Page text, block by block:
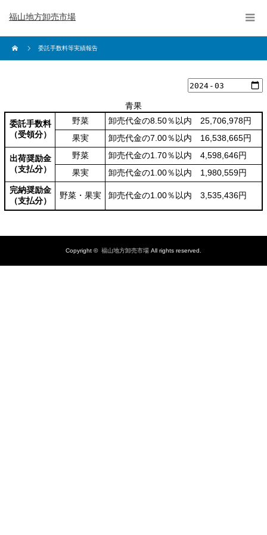
福山地方卸売市場
委託手数料等実績報告
青果
委託手数料
（受領分）
野菜
卸売代金の8.50％以内 25,706,978円
果実
卸売代金の7.00％以内 16,538,665円
出荷奨励金
（支払分）
野菜
卸売代金の1.70％以内 4,598,646円
果実
卸売代金の1.00％以内 1,980,559円
完納奨励金
（支払分）
野菜・果実 卸売代金の1.00％以内 3,535,436円
Copyright © 福山地方卸売市場 All rights reserved.